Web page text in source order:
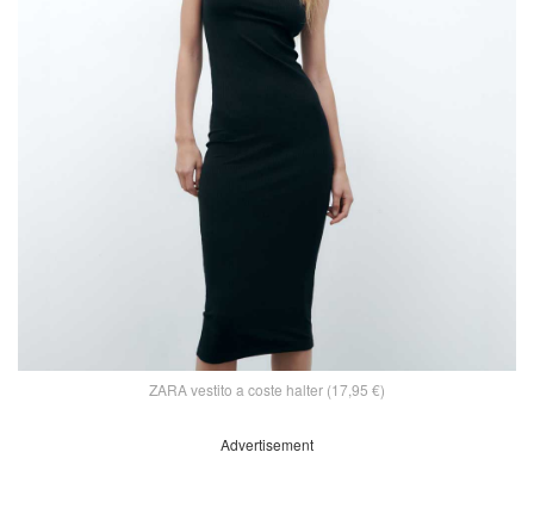
ZARA vestito a coste halter (17,95 €)
Advertisement